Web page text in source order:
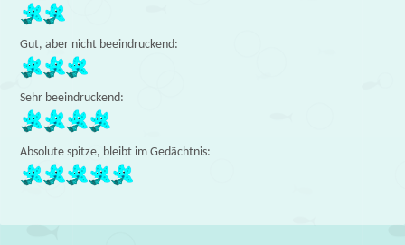
Gut, aber nicht beeindruckend:
Sehr beeindruckend:
Absolute spitze, bleibt im Gedächtnis: